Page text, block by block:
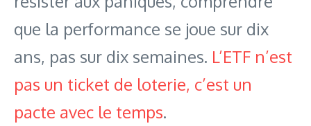
que la performance se joue sur dix
ans, pas sur dix semaines. L’ETF n’est
pas un ticket de loterie, c’est un
pacte avec le temps.